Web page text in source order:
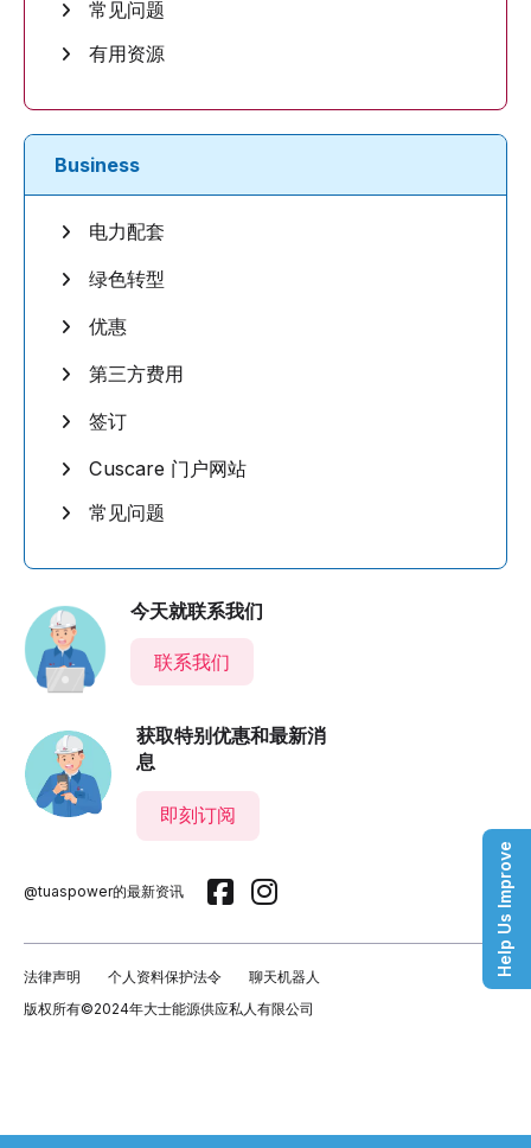
Help Us Improve
常见问题
有用资源
Business
电力配套
绿色转型
优惠
第三方费用
签订
Cuscare 门户网站
常见问题
今天就联系我们
联系我们
获取特别优惠和最新消
息
即刻订阅
@tuaspower的最新资讯
法律声明 个人资料保护法令
聊天机器人
版权所有©2024年大士能源供应私人有限公司